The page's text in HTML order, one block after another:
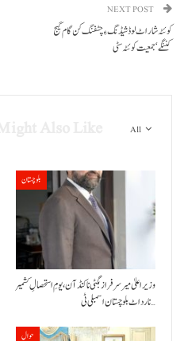
NEXT POST
کوئٹہ شار اٹ لوڈشیڈنگ ءِ چٹفنگ کن گام گیج
کننگے‘جمعیت کوئٹہ سٹی
All
بلوچستان
وزیراعلیٰ میر سرفراز بگٹی نا کنڈ آن،یومِ استحصالِ کشمیر
نا رد اٹ بلوچستان اسمبلی ٹی…
حوال